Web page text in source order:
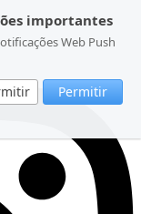
importantes
Web Push
Permitir